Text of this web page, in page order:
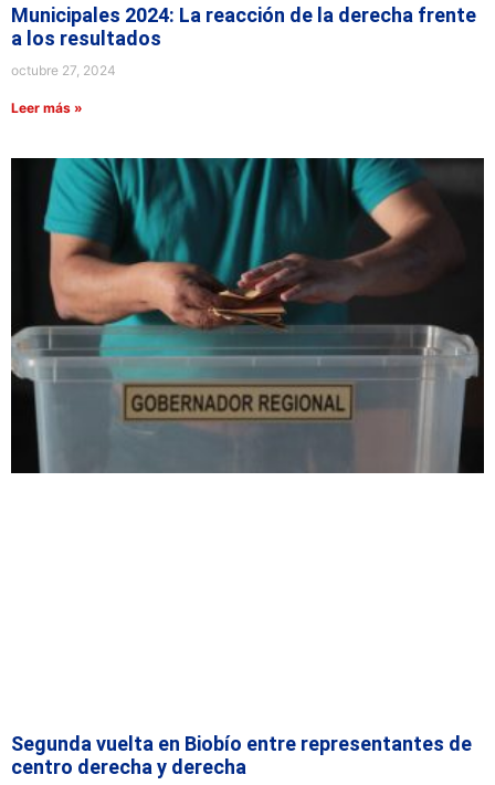
Municipales 2024: La reacción de la derecha frente
a los resultados
octubre 27, 2024
Leer más »
Segunda vuelta en Biobío entre representantes de
centro derecha y derecha